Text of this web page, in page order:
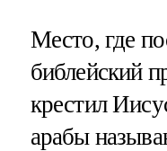
Место, где
библейский
крестил
арабы